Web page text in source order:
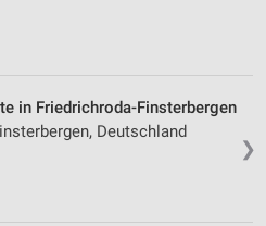
❯
in Friedrichroda-Finsterbergen
Deutschland